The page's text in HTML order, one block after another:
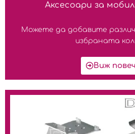
Аксесоари за
Можете да добавите
избраната
Виж